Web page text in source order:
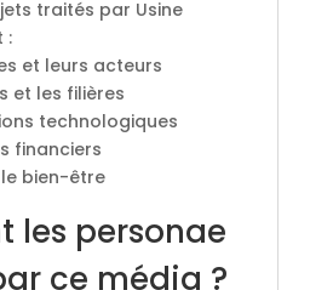
traités par Usine
:
et leurs acteurs
et les filières
technologiques
financiers
bien-être
les personae
ce média ?